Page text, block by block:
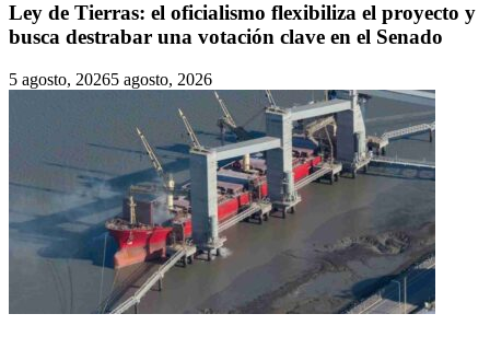
Ley de Tierras: el oficialismo flexibiliza el proyecto y
busca destrabar una votación clave en el Senado
5 agosto, 20265 agosto, 2026